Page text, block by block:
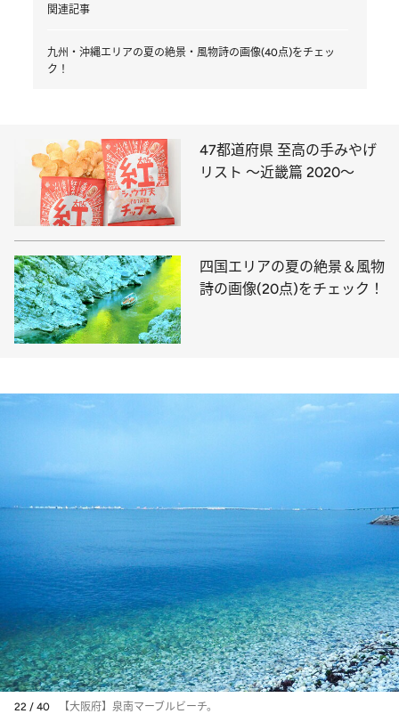
関連記事
九州・沖縄エリアの夏の絶景・風物詩の画像(40点)をチェッ
ク！
47都道府県 至高の手みやげ
リスト ～近畿篇 2020～
四国エリアの夏の絶景＆風物
詩の画像(20点)をチェック！
22 / 40 【大阪府】泉南マーブルビーチ。